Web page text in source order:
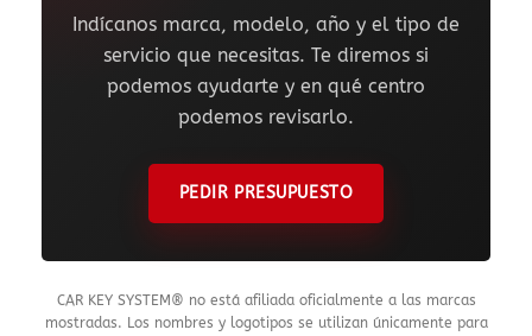
Indícanos marca, modelo, año y el tipo de
servicio que necesitas. Te diremos si
podemos ayudarte y en qué centro
podemos revisarlo.
PEDIR PRESUPUESTO
CAR KEY SYSTEM® no está afiliada oficialmente a las marcas
mostradas. Los nombres y logotipos se utilizan únicamente para